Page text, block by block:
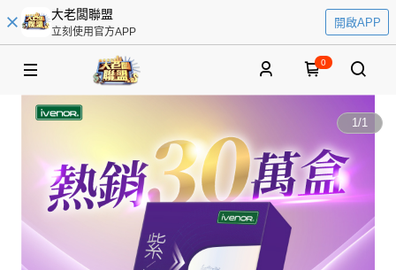
大老闆聯盟
立刻使用官方APP
開啟APP
0
1/1